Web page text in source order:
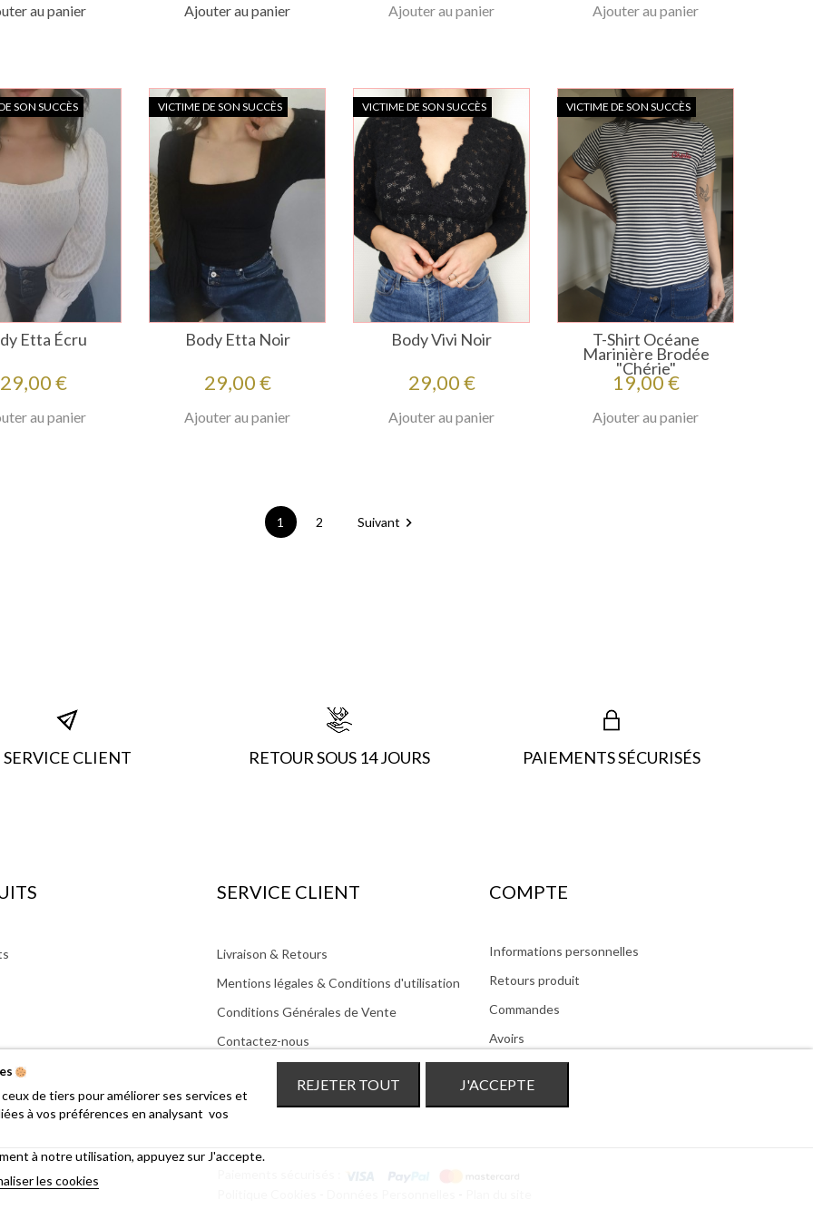
au panier Ajouter au panier Ajouter au panier Ajouter au panier
Etta Écru
29,00 €
au panier
SON SUCCÈS
Body Etta Noir
Prix
29,00 €
Ajouter au panier
VICTIME DE SON SUCCÈS
Body Vivi Noir
Prix
29,00 €
Ajouter au panier
VICTIME DE SON SUCCÈS
T-Shirt Océane
Marinière Brodée
"Chérie"
Prix
19,00 €
Ajouter au panier
VICTIME DE SON SUCCÈS
1 2 Suivant 
SERVICE CLIENT RETOUR SOUS 14 JOURS PAIEMENTS SÉCURISÉS
SERVICE CLIENT
Livraison & Retours
Mentions légales & Conditions d'utilisation
Conditions Générales de Vente
Contactez-nous
COMPTE
Informations personnelles
Retours produit
Commandes
Avoirs
Adresses
de tiers pour améliorer ses services et
à vos préférences en analysant vos
à notre utilisation, appuyez sur J'accepte.
les cookies
REJETER TOUT J'ACCEPTE
-